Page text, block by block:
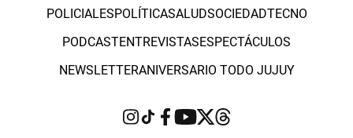
POLICIALESPOLÍTICASALUDSOCIEDADTECNO
PODCASTENTREVISTASESPECTÁCULOS
NEWSLETTERANIVERSARIO TODO JUJUY